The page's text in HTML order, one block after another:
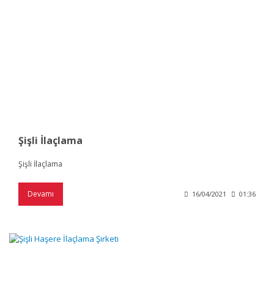
Şişli İlaçlama
Şişli İlaçlama
Devamı 16/04/2021 01:36